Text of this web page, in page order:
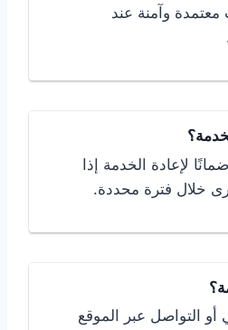
معتمدة وآمنة عند
لإعادة الخدمة إذا
خلال فترة محددة.
أو التواصل عبر الموقع